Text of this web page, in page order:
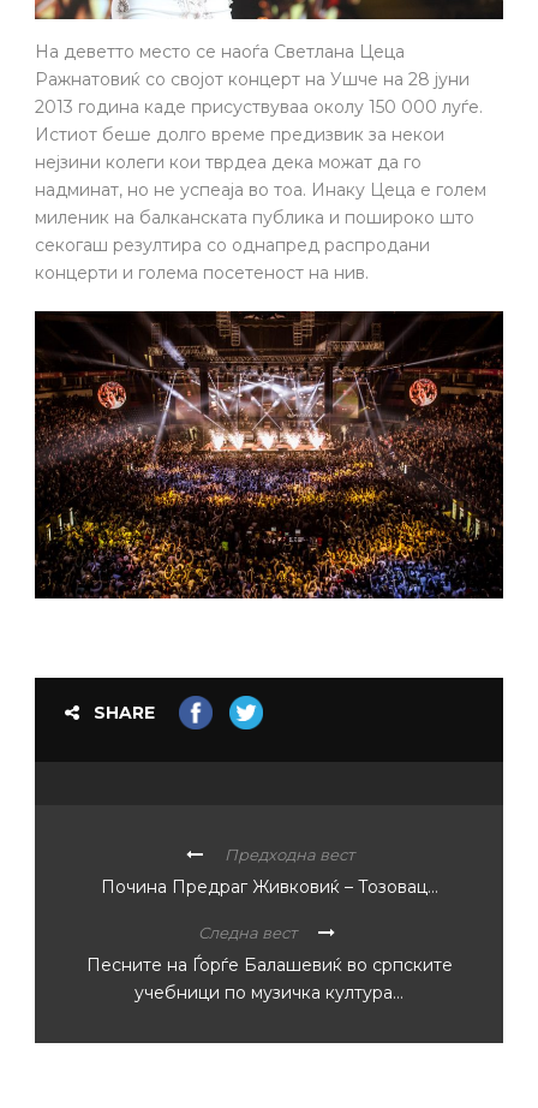
На деветто место се наоѓа Светлана Цеца
Ражнатовиќ со својот концерт на Ушче на 28 јуни
2013 година каде присуствуваа околу 150 000 луѓе.
Истиот беше долго време предизвик за некои
нејзини колеги кои тврдеа дека можат да го
надминат, но не успеаја во тоа. Инаку Цеца е голем
миленик на балканската публика и пошироко што
секогаш резултира со однапред распродани
концерти и голема посетеност на нив.
SHARE
Предходна вест
Почина Предраг Живковиќ – Тозовац…
Следна вест
Песните на Ѓорѓе Балашевиќ во српските
учебници по музичка култура…